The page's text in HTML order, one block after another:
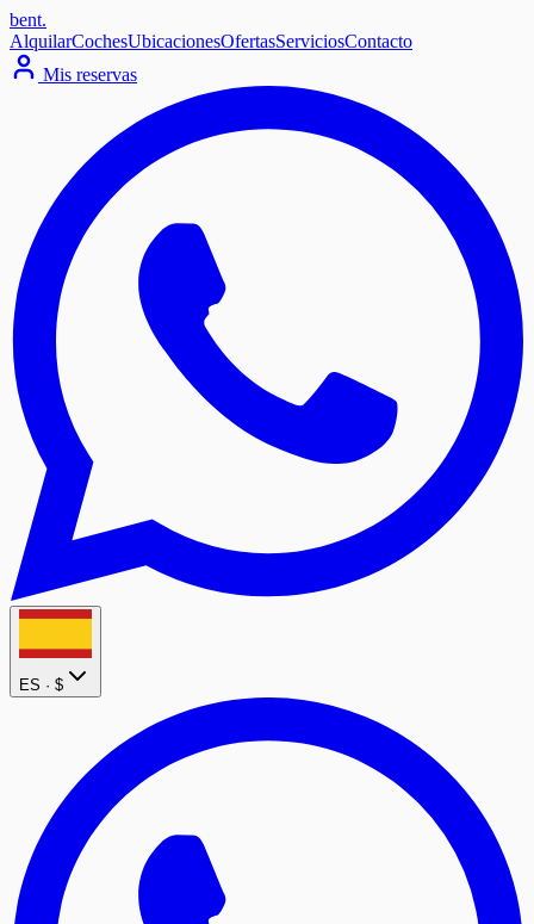
bent.
AlquilarCochesUbicacionesOfertasServiciosContacto
Mis reservas
ES · $